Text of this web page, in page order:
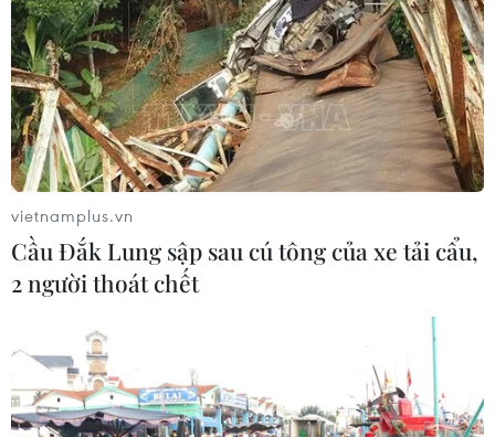
TIN CÙNG CHUYÊN MỤC
Thi công trở lại dự án sửa chữa Quốc
lộ 30 sau phản ánh của TTXVN
06/08/2026 09:42
Hà Nội tăng tốc thi công
đường Vành đai 1 đoạn Hoàng Cầu-
vietnamplus.vn
Cầu Đắk Lung sập sau cú tông của xe tải cẩu,
2 người thoát chết